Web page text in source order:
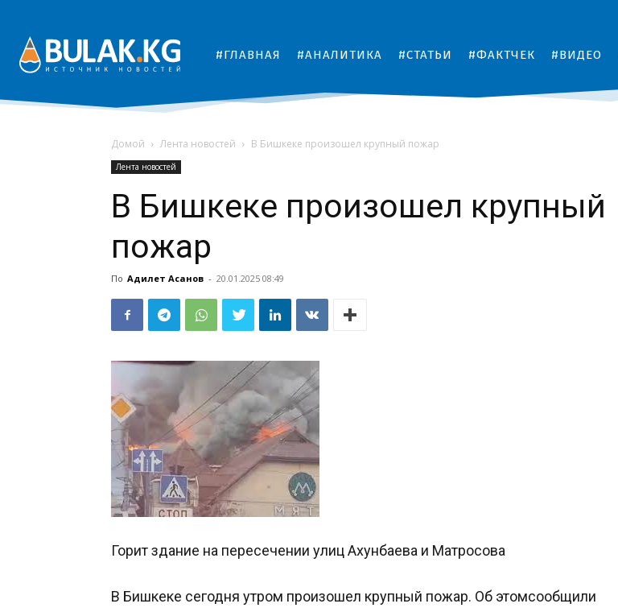
#ГЛАВНАЯ #АНАЛИТИКА #СТАТЬИ #ФАКТЧЕК #ВИДЕО
Домой Лента новостей В Бишкеке произошел крупный пожар
Лента новостей
В Бишкеке произошел крупный
пожар
По Адилет Асанов - 20.01.2025 08:49
Горит здание на пересечении улиц Ахунбаева и Матросова
В Бишкеке сегодня утром произошел крупный пожар. Об этомсообщили